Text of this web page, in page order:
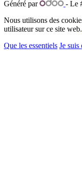
Généré par - Le
Nous utilisons des
utilisateur sur ce site web.
Que les essentiels Je suis